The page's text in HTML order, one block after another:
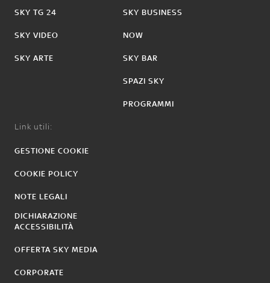
SKY TG 24
SKY VIDEO
SKY ARTE
SKY BUSINESS
NOW
SKY BAR
SPAZI SKY
PROGRAMMI
Link utili:
GESTIONE COOKIE
COOKIE POLICY
NOTE LEGALI
DICHIARAZIONE
ACCESSIBILITÀ
OFFERTA SKY MEDIA
CORPORATE